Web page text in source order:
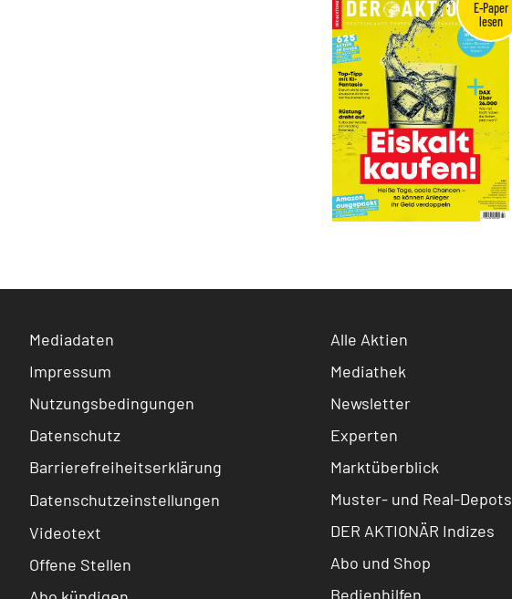
Mediadaten
Impressum
Nutzungsbedingungen
Datenschutz
Barrierefreiheitserklärung
Datenschutzeinstellungen
Videotext
Offene Stellen
Alle Aktien
Mediathek
Newsletter
Experten
Marktüberblick
Muster- und Real-Depots
DER AKTIONÄR Indizes
Abo und Shop
Bedienhilfen